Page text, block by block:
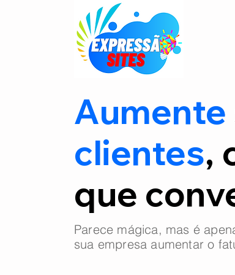
Aumente
clientes,
que
Parece mágica, mas é
sua empresa aumentar o